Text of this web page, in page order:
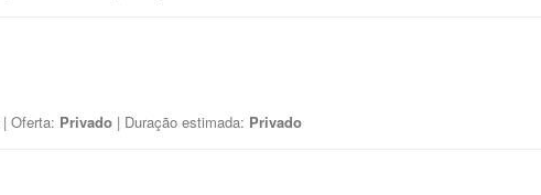
| Oferta: Privado | Duração estimada: Privado